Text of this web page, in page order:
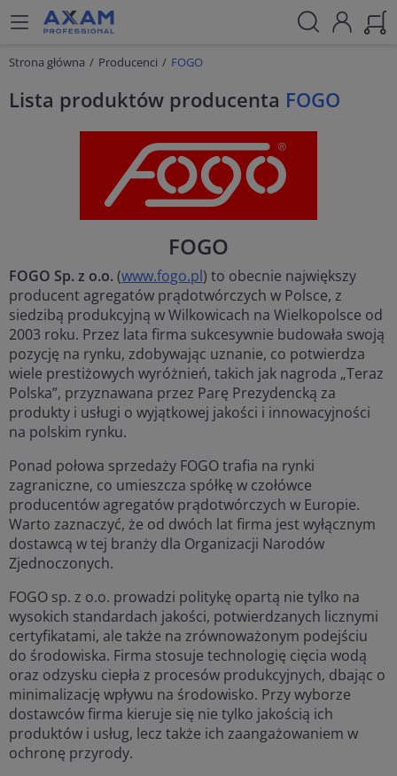
Strona główna Producenci FOGO
Lista produktów producenta FOGO
FOGO
FOGO Sp. z o.o.(www.fogo.pl) to obecnie największy
producent agregatów prądotwórczych w Polsce, z
siedzibą produkcyjną w Wilkowicach na Wielkopolsce od
2003 roku. Przez lata firma sukcesywnie budowała swoją
pozycję na rynku, zdobywając uznanie, co potwierdza
wiele prestiżowych wyróżnień, takich jak nagroda „Teraz
Polska”, przyznawana przez Parę Prezydencką za
produkty i usługi o wyjątkowej jakości i innowacyjności
na polskim rynku.
Ponad połowa sprzedaży FOGO trafia na rynki
zagraniczne, co umieszcza spółkę w czołówce
producentów agregatów prądotwórczych w Europie.
Warto zaznaczyć, że od dwóch lat firma jest wyłącznym
dostawcą w tej branży dla Organizacji Narodów
Zjednoczonych.
FOGO sp. z o.o. prowadzi politykę opartą nie tylko na
wysokich standardach jakości, potwierdzanych licznymi
certyfikatami, ale także na zrównoważonym podejściu
do środowiska. Firma stosuje technologię cięcia wodą
oraz odzysku ciepła z procesów produkcyjnych, dbając o
minimalizację wpływu na środowisko. Przy wyborze
dostawców firma kieruje się nie tylko jakością ich
produktów i usług, lecz także ich zaangażowaniem w
ochronę przyrody.